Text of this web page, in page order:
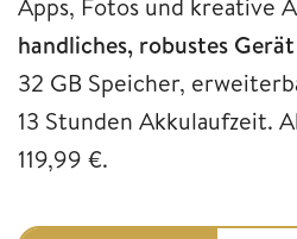
Apps, Fotos und kreative
handliches, robustes Gerät
32 GB Speicher,
13 Stunden Akkulaufzeit.
119,99 €.